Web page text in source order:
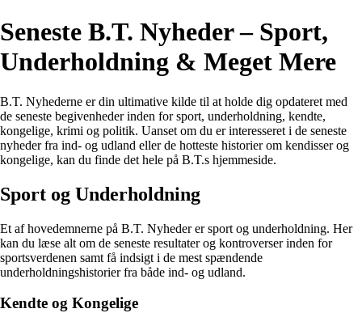
Seneste B.T. Nyheder – Sport,
Underholdning & Meget Mere
B.T. Nyhederne er din ultimative kilde til at holde dig opdateret med
de seneste begivenheder inden for sport, underholdning, kendte,
kongelige, krimi og politik. Uanset om du er interesseret i de seneste
nyheder fra ind- og udland eller de hotteste historier om kendisser og
kongelige, kan du finde det hele på B.T.s hjemmeside.
Sport og Underholdning
Et af hovedemnerne på B.T. Nyheder er sport og underholdning. Her
kan du læse alt om de seneste resultater og kontroverser inden for
sportsverdenen samt få indsigt i de mest spændende
underholdningshistorier fra både ind- og udland.
Kendte og Kongelige